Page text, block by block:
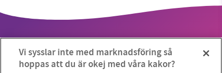
nyhetsbevakning och granskningar. Nu vill vi
utveckla vårt arbete – och vi hoppas att du
vill hjälpa oss.
Stötta vårt arbete genom att swisha en slant till
Vi sysslar inte med marknadsföring så
hoppas att du är okej med våra kakor?